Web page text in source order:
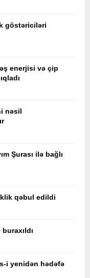
göstəriciləri
enerjisi və çip
nəsil
Şurası ilə bağlı
qəbul edildi
i yenidən hədəfə